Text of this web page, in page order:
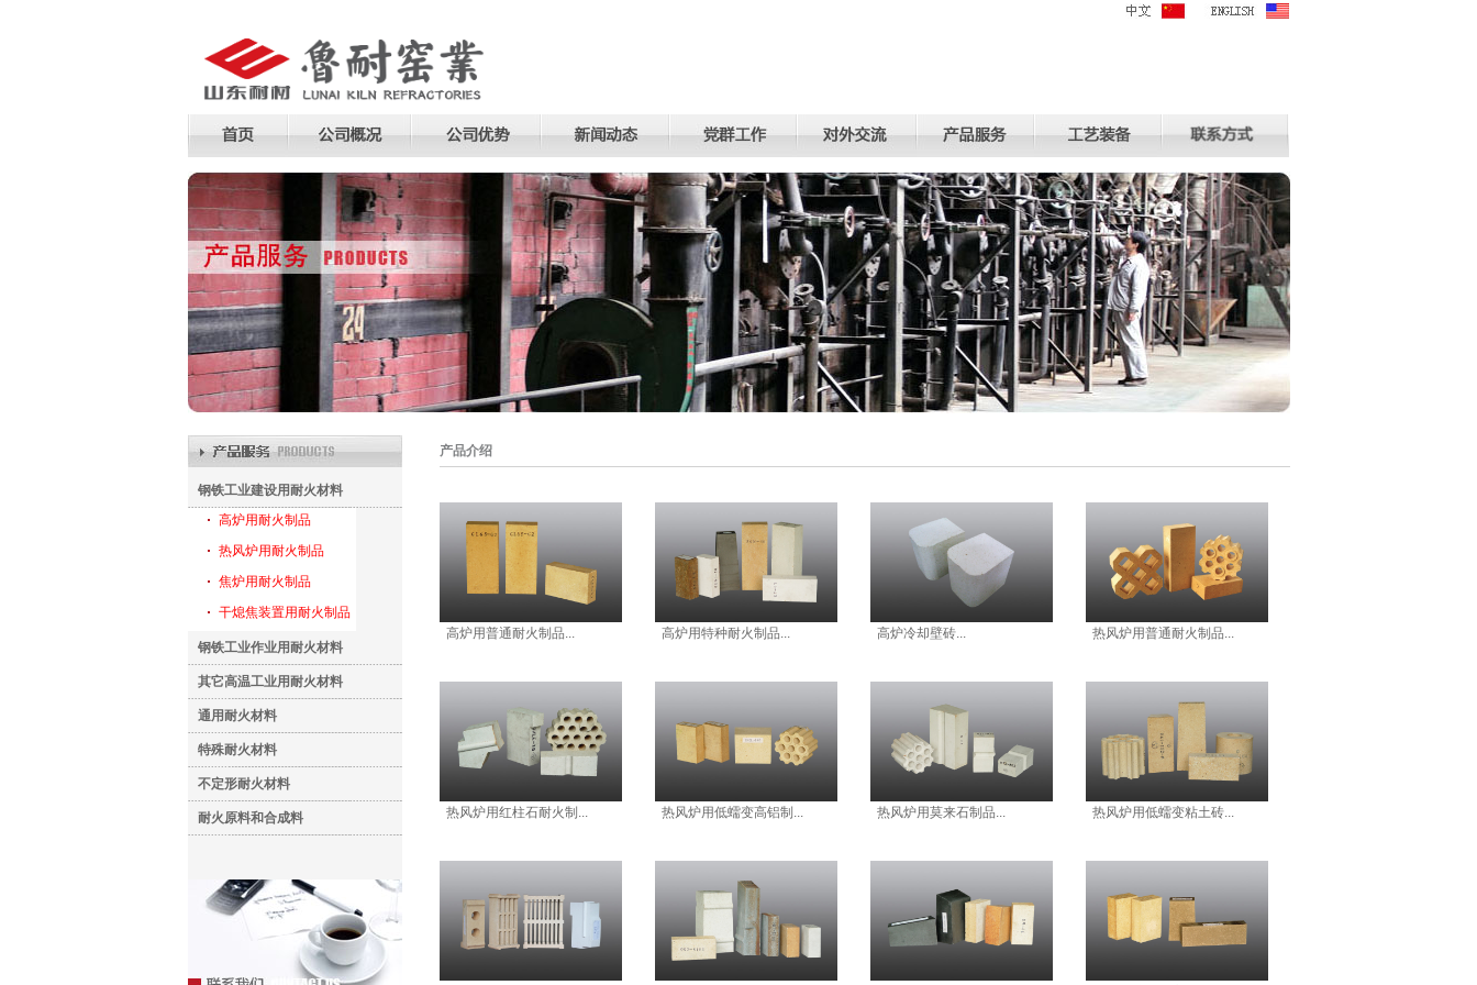
钢铁工业建设用耐火材料
高炉用耐火制品
热风炉用耐火制品
焦炉用耐火制品
干熄焦装置用耐火制品
钢铁工业作业用耐火材料
其它高温工业用耐火材料
通用耐火材料
特殊耐火材料
不定形耐火材料
耐火原料和合成料
产品介绍
高炉用普通耐火制品... 高炉用特种耐火制品... 高炉冷却壁砖... 热风炉用普通耐火制品...
热风炉用红柱石耐火制... 热风炉用低蠕变高铝制... 热风炉用莫来石制品... 热风炉用低蠕变粘土砖...